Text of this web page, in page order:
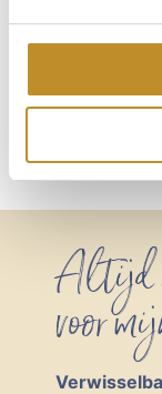
Altijd
voor